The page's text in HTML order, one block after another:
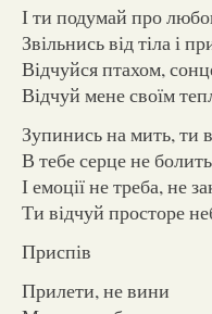
І ти подумай про
Звільнись від тіла і
Відчуйся птахом,
Відчуй мене своїм
Зупинись на мить, ти
В тебе серце не
І емоції не треба, не
Ти відчуй просторе
Приспів
Прилети, не вини